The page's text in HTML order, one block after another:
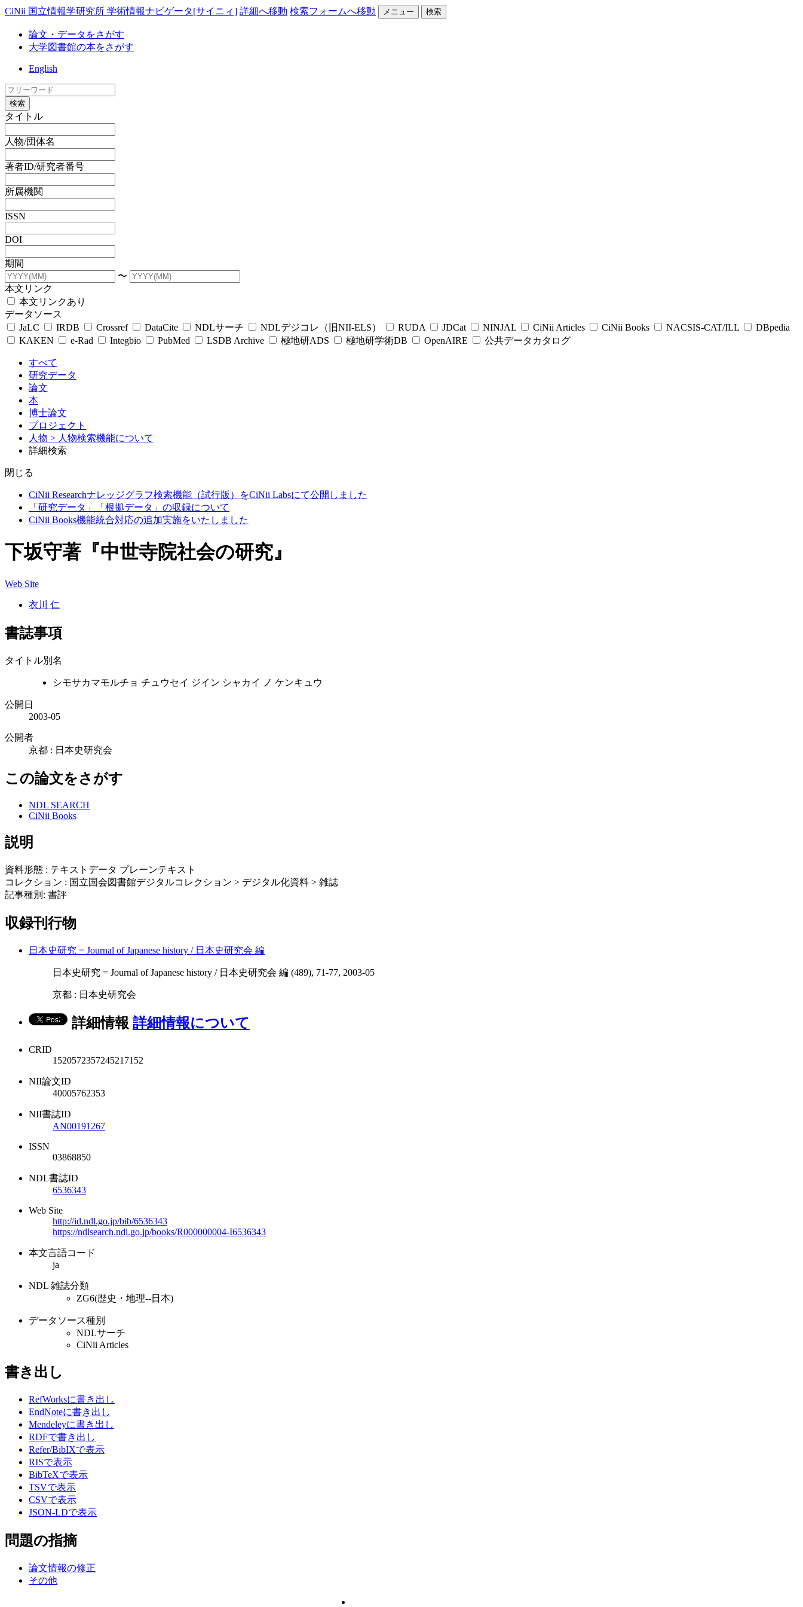
CiNii 国立情報学研究所 学術情報ナビゲータ[サイニィ] 詳細へ移動 検索フォームへ移動 メニュー 検索
論文・データをさがす
大学図書館の本をさがす
English
検索
タイトル
人物/団体名
著者ID/研究者番号
所属機関
ISSN
DOI
期間
〜
本文リンク
本文リンクあり
データソース
JaLC
IRDB Crossref DataCite NDLサーチ NDLデジコレ（旧NII-ELS） RUDA JDCat NINJAL CiNii Articles CiNii Books NACSIS-CAT/ILL
DBpedia
KAKEN
e-Rad Integbio PubMed LSDB Archive 極地研ADS 極地研学術DB OpenAIRE 公共データカタログ
すべて
研究データ
論文
本
博士論文
プロジェクト
人物 > 人物検索機能について
詳細検索
閉じる
CiNii Researchナレッジグラフ検索機能（試行版）をCiNii Labsにて公開しました
「研究データ」「根拠データ」の収録について
CiNii Books機能統合対応の追加実施をいたしました
下坂守著『中世寺院社会の研究』
Web Site
衣川 仁
書誌事項
タイトル別名
シモサカマモルチョ チュウセイ ジイン シャカイ ノ ケンキュウ
公開日
2003-05
公開者
京都 : 日本史研究会
この論文をさがす
NDL SEARCH
CiNii Books
説明
資料形態 : テキストデータ プレーンテキスト
コレクション : 国立国会図書館デジタルコレクション > デジタル化資料 > 雑誌
記事種別: 書評
収録刊行物
日本史研究 = Journal of Japanese history / 日本史研究会 編
日本史研究 = Journal of Japanese history / 日本史研究会 編 (489), 71-77, 2003-05
京都 : 日本史研究会
詳細情報 詳細情報について
CRID
1520572357245217152
NII論文ID
40005762353
NII書誌ID
AN00191267
ISSN
03868850
NDL書誌ID
6536343
Web Site
http://id.ndl.go.jp/bib/6536343
https://ndlsearch.ndl.go.jp/books/R000000004-I6536343
本文言語コード
ja
NDL 雑誌分類
ZG6(歴史・地理--日本)
データソース種別
NDLサーチ
CiNii Articles
書き出し
RefWorksに書き出し
EndNoteに書き出し
Mendeleyに書き出し
RDFで書き出し
Refer/BibIXで表示
RISで表示
BibTeXで表示
TSVで表示
CSVで表示
JSON-LDで表示
問題の指摘
論文情報の修正
その他